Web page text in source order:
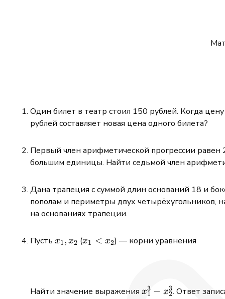
Один билет в театр стоил 150 рублей. Когда
рублей составляет новая цена одного билета?
Первый член арифметической прогрессии
большим единицы. Найти седьмой член
Дана трапеция с суммой длин оснований 18 и
пополам и периметры двух четырёхугольников,
на основаниях трапеции.
Пусть x_1,
x1, x2 (x_1
x1 < x2) — корни уравнения
Найти значение выражения x_1^3
x1
3 − x2
3. Ответ